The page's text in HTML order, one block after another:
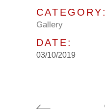
CATEGORY:
Gallery
DATE:
03/10/2019